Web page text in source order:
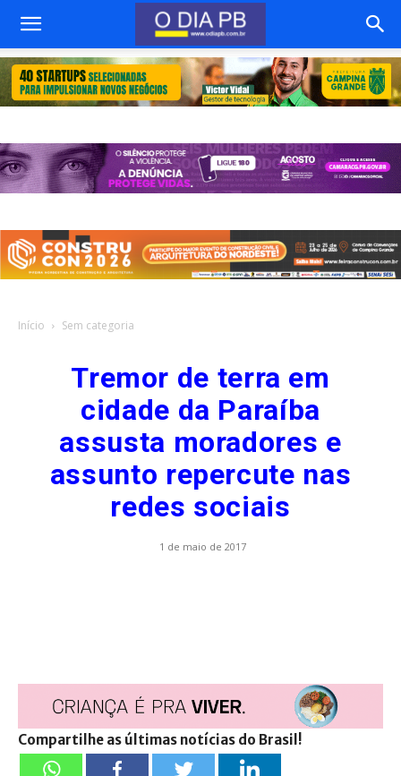
Início Sem categoria
Tremor de terra em
cidade da Paraíba
assusta moradores e
assunto repercute nas
redes sociais
1 de maio de 2017
Compartilhe as últimas notícias do Brasil!